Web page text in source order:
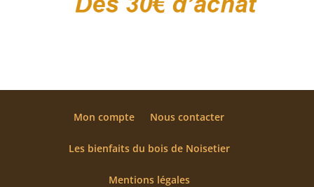
Mon compte Nous contacter
Les bienfaits du bois de Noisetier
Mentions légales